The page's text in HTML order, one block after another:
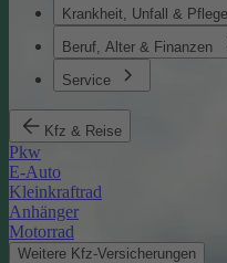
Krankheit, Unfall & Pflege
Beruf, Alter & Finanzen
Service
Kfz & Reise
Pkw
E-Auto
Kleinkraftrad
Anhänger
Motorrad
Weitere Kfz-Versicherungen